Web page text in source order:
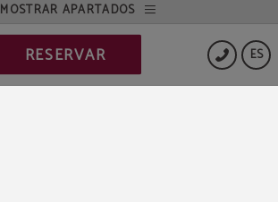
ES
RESERVAR
MOSTRAR APARTADOS